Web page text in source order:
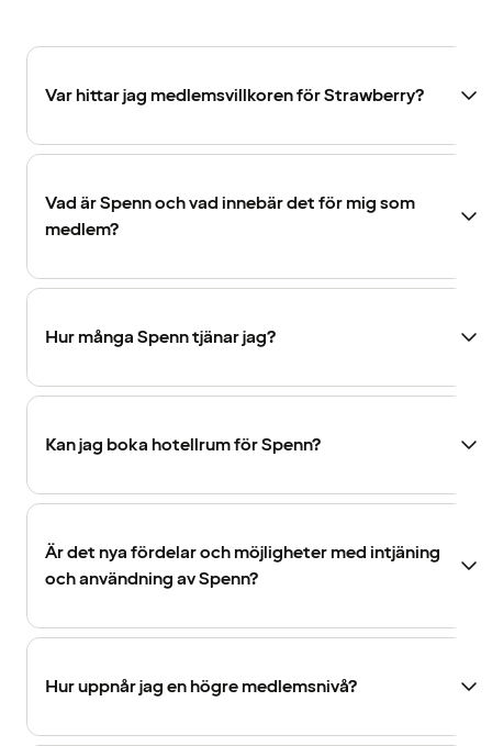
Var hittar jag medlemsvillkoren för Strawberry?
Vad är Spenn och vad innebär det för mig som
medlem?
Hur många Spenn tjänar jag?
Kan jag boka hotellrum för Spenn?
Är det nya fördelar och möjligheter med intjäning
och användning av Spenn?
Hur uppnår jag en högre medlemsnivå?